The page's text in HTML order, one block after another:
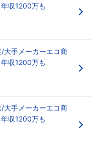
ませんか？
収1200万も
/大手メーカーエコ商
収1200万も
/大手メーカーエコ商
収1200万も